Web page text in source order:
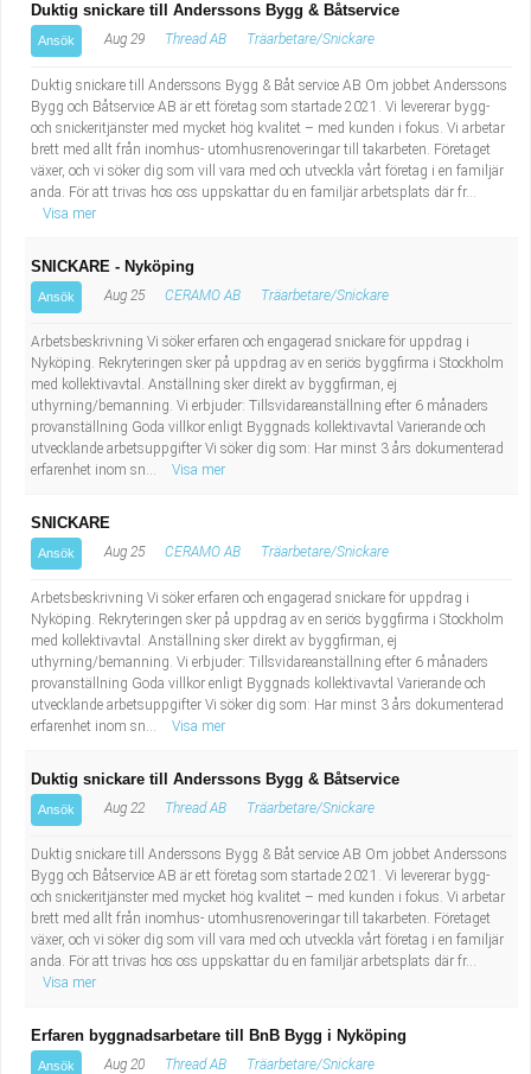
Duktig snickare till Anderssons Bygg & Båtservice
Ansök Aug 29 Thread AB Träarbetare/Snickare
Duktig snickare till Anderssons Bygg & Båt service AB Om jobbet Anderssons
Bygg och Båtservice AB är ett företag som startade 2021. Vi levererar bygg-
och snickeritjänster med mycket hög kvalitet – med kunden i fokus. Vi arbetar
brett med allt från inomhus- utomhusrenoveringar till takarbeten. Företaget
växer, och vi söker dig som vill vara med och utveckla vårt företag i en familjär
anda. För att trivas hos oss uppskattar du en familjär arbetsplats där fr...
Visa mer
SNICKARE - Nyköping
Ansök Aug 25 CERAMO AB Träarbetare/Snickare
Arbetsbeskrivning Vi söker erfaren och engagerad snickare för uppdrag i
Nyköping. Rekryteringen sker på uppdrag av en seriös byggfirma i Stockholm
med kollektivavtal. Anställning sker direkt av byggfirman, ej
uthyrning/bemanning. Vi erbjuder: Tillsvidareanställning efter 6 månaders
provanställning Goda villkor enligt Byggnads kollektivavtal Varierande och
utvecklande arbetsuppgifter Vi söker dig som: Har minst 3 års dokumenterad
erfarenhet inom sn...
Visa mer
SNICKARE
Ansök Aug 25 CERAMO AB Träarbetare/Snickare
Arbetsbeskrivning Vi söker erfaren och engagerad snickare för uppdrag i
Nyköping. Rekryteringen sker på uppdrag av en seriös byggfirma i Stockholm
med kollektivavtal. Anställning sker direkt av byggfirman, ej
uthyrning/bemanning. Vi erbjuder: Tillsvidareanställning efter 6 månaders
provanställning Goda villkor enligt Byggnads kollektivavtal Varierande och
utvecklande arbetsuppgifter Vi söker dig som: Har minst 3 års dokumenterad
erfarenhet inom sn...
Visa mer
Duktig snickare till Anderssons Bygg & Båtservice
Ansök Aug 22 Thread AB Träarbetare/Snickare
Duktig snickare till Anderssons Bygg & Båt service AB Om jobbet Anderssons
Bygg och Båtservice AB är ett företag som startade 2021. Vi levererar bygg-
och snickeritjänster med mycket hög kvalitet – med kunden i fokus. Vi arbetar
brett med allt från inomhus- utomhusrenoveringar till takarbeten. Företaget
växer, och vi söker dig som vill vara med och utveckla vårt företag i en familjär
anda. För att trivas hos oss uppskattar du en familjär arbetsplats där fr...
Visa mer
Erfaren byggnadsarbetare till BnB Bygg i Nyköping
Ansök Aug 20 Thread AB Träarbetare/Snickare